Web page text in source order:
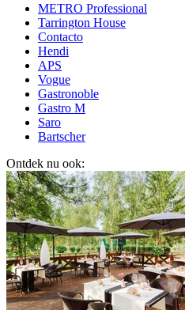
METRO Professional
Tarrington House
Contacto
Hendi
APS
Vogue
Gastronoble
Gastro M
Saro
Bartscher
Ontdek nu ook: